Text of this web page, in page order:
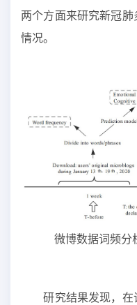
两个方面来研究新冠
情况。
微博数据词频分
研究结果发现，在